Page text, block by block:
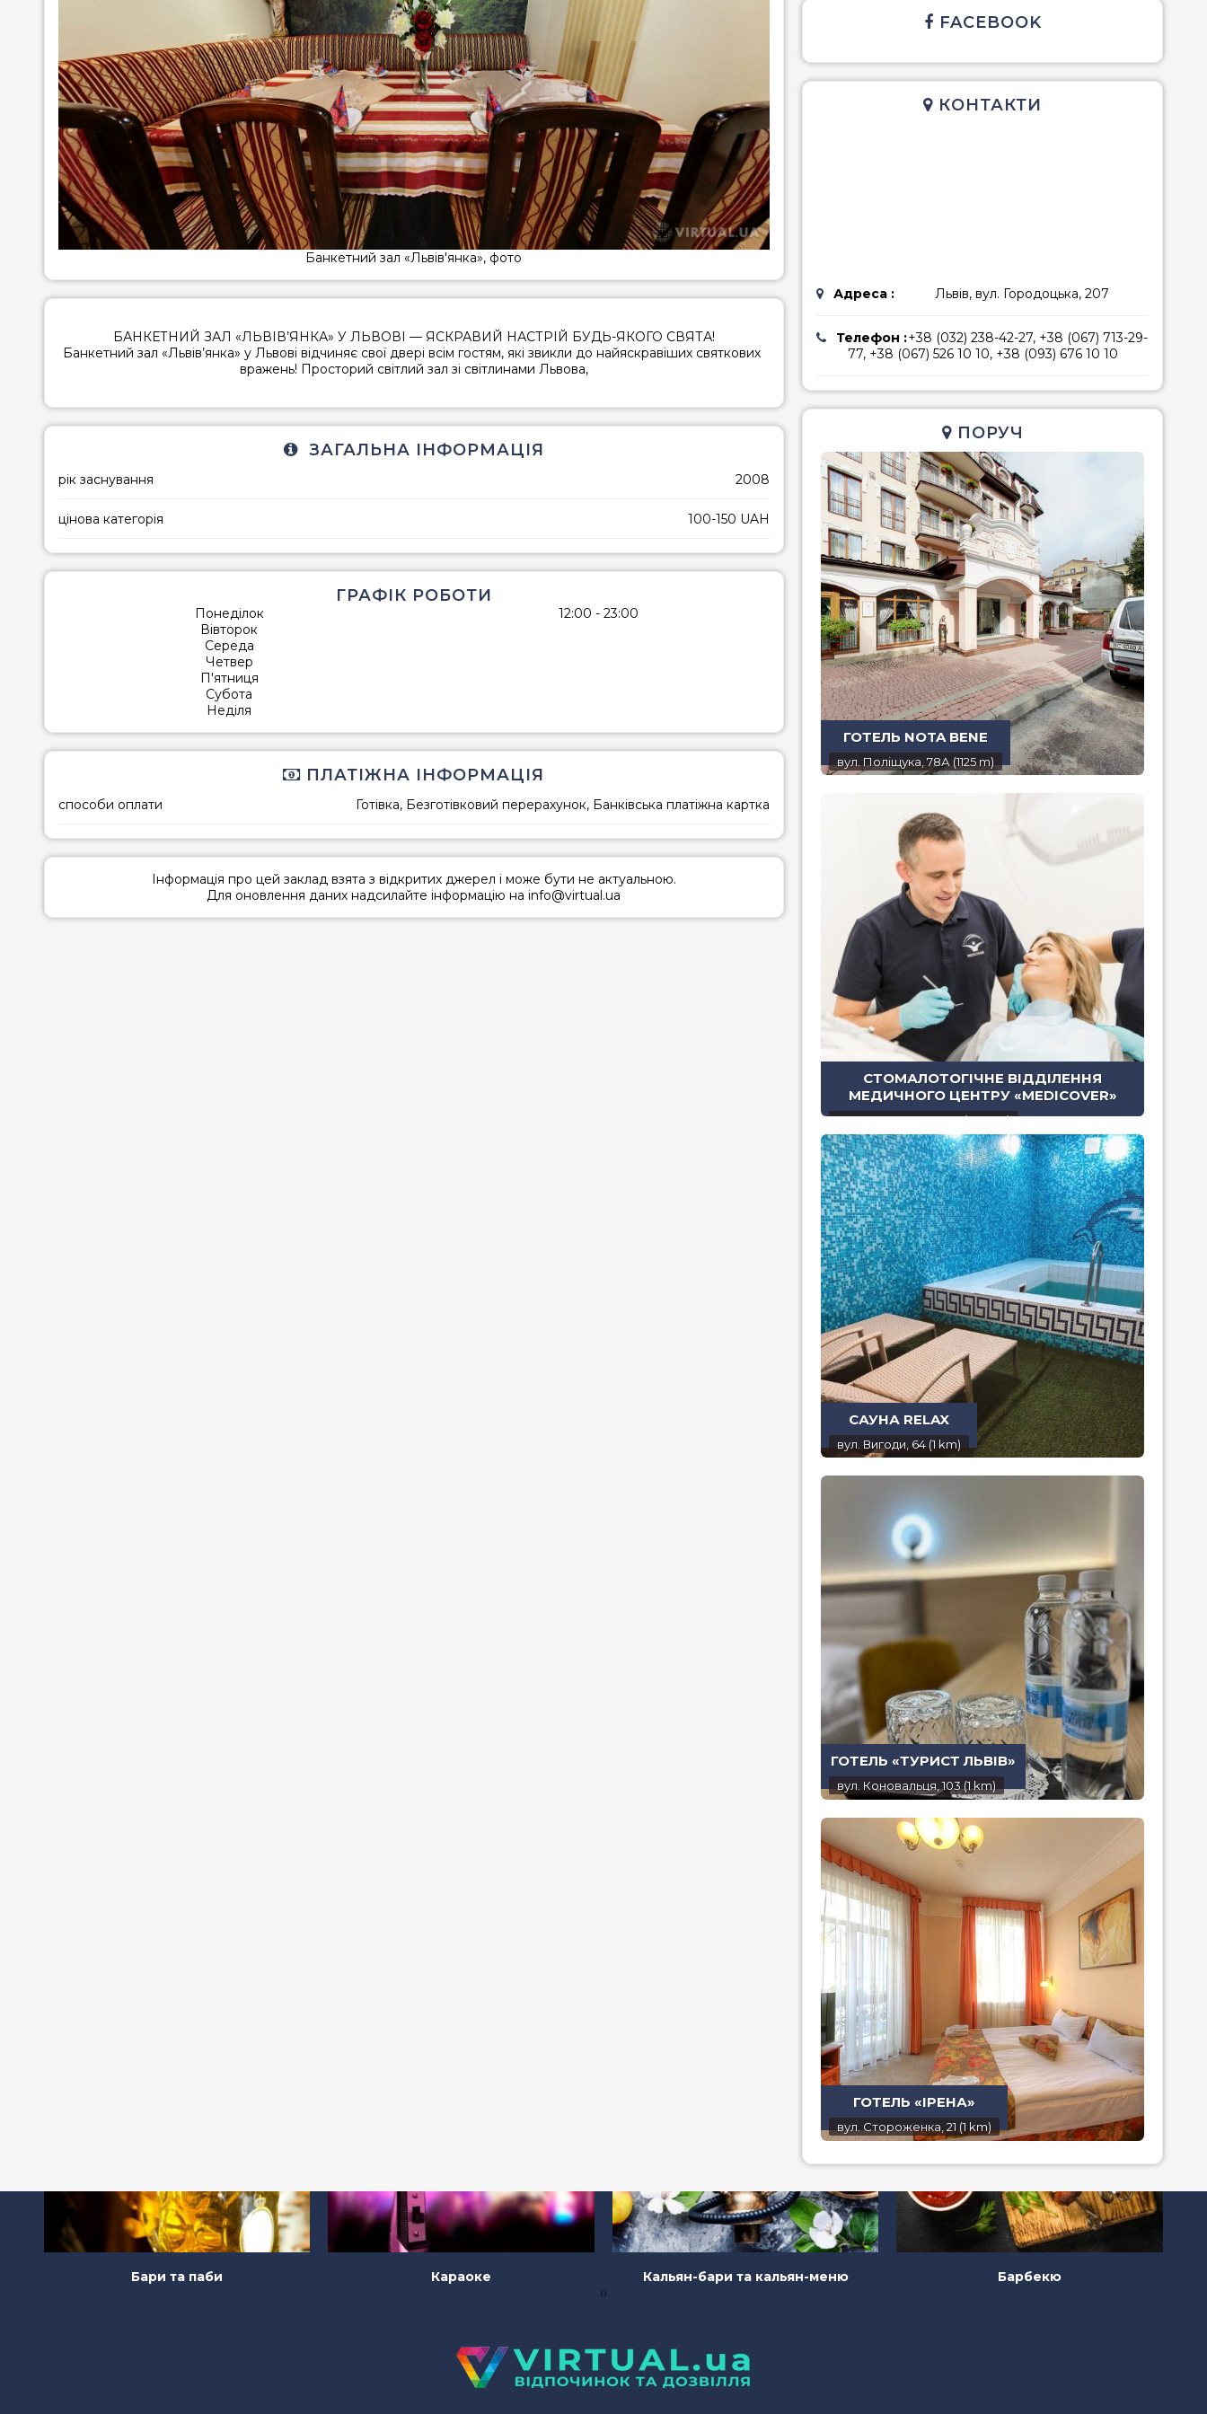
піца
суші
бургери / сендвічі
барбекю (шашлик,
стейки
равлики
устриці
хінкалі
Банкетний зал «Львів'янка», фото
БАНКЕТНИЙ ЗАЛ «ЛЬВІВ’ЯНКА» У ЛЬВОВІ — ЯСКРАВИЙ НАСТРІЙ БУДЬ-ЯКОГО СВЯТА!
Банкетний зал «Львів’янка» у Львові відчиняє свої двері всім гостям, які звикли до найяскравіших святкових
вражень! Просторий світлий зал зі світлинами Львова,
ЗАГАЛЬНА ІНФОРМАЦІЯ
рік заснування 2008
цінова категорія 100-150 UAH
ГРАФІК РОБОТИ
Понеділок
Вівторок
Середа
Четвер
П'ятниця
Субота
Неділя
12:00 - 23:00
ПЛАТІЖНА ІНФОРМАЦІЯ
способи оплати Готівка, Безготівковий перерахунок, Банківська платіжна картка
Інформація про цей заклад взята з відкритих джерел і може бути не актуальною.
Для оновлення даних надсилайте інформацію на info@virtual.ua
FACEBOOK
КОНТАКТИ
Адреса : Львів, вул. Городоцька, 207
Телефон :+38 (032) 238-42-27, +38 (067) 713-29-
77, +38 (067) 526 10 10, +38 (093) 676 10 10
ПОРУЧ
ГОТЕЛЬ NOTA BENE
вул. Поліщука, 78А (1125 m)
СТОМАЛОТОГІЧНЕ ВІДДІЛЕННЯ
МЕДИЧНОГО ЦЕНТРУ «MEDICOVER»
вул. Антоновича, 102 (1530 m)
CАУНА RELAX
вул. Вигоди, 64 (1 km)
ГОТЕЛЬ «ТУРИСТ ЛЬВІВ»
вул. Коновальця, 103 (1 km)
ГОТЕЛЬ «ІРЕНА»
вул. Стороженка, 21 (1 km)
Бари та паби Караоке Кальян-бари та кальян-меню
Барбекю
‹›